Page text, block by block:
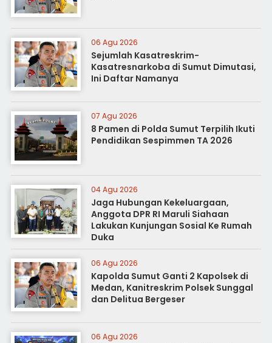
06 Agu 2026
Sejumlah Kasatreskrim-
Kasatresnarkoba di Sumut Dimutasi,
Ini Daftar Namanya
07 Agu 2026
8 Pamen di Polda Sumut Terpilih Ikuti
Pendidikan Sespimmen TA 2026
04 Agu 2026
Jaga Hubungan Kekeluargaan,
Anggota DPR RI Maruli Siahaan
Lakukan Kunjungan Sosial Ke Rumah
Duka
06 Agu 2026
Kapolda Sumut Ganti 2 Kapolsek di
Medan, Kanitreskrim Polsek Sunggal
dan Delitua Bergeser
06 Agu 2026